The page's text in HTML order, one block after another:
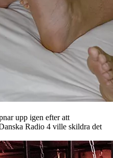
upp igen efter att
Radio 4 ville skildra det